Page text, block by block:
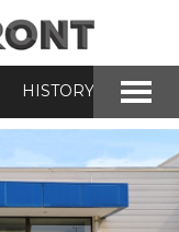
HISTORY